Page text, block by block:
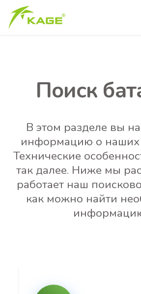
Поиск
В этом разделе вы
информацию о наших
Технические
так далее. Ниже мы
работает наш
как можно найти